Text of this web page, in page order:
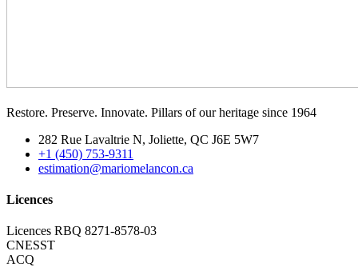
Restore. Preserve. Innovate. Pillars of our heritage since 1964
282 Rue Lavaltrie N, Joliette, QC J6E 5W7
+1 (450) 753-9311
estimation@mariomelancon.ca
Licences
Licences RBQ 8271-8578-03
CNESST
ACQ